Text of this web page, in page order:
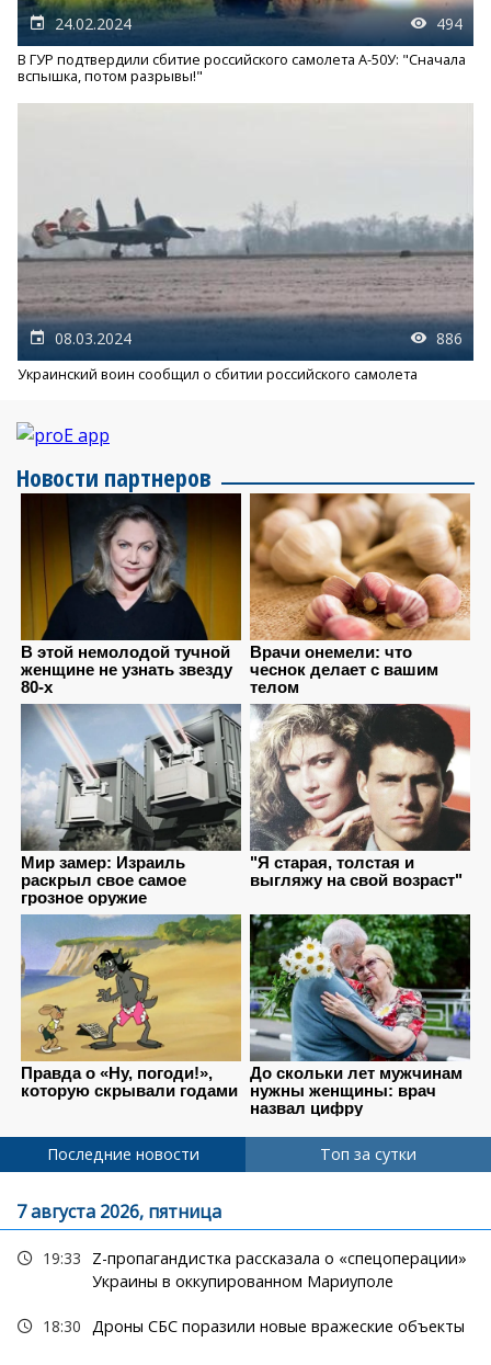
24.02.2024 494
В ГУР подтвердили сбитие российского самолета А-50У: "Сначала
вспышка, потом разрывы!"
08.03.2024 886
Украинский воин сообщил о сбитии российского самолета
Новости партнеров
Последние новости Топ за сутки
7 августа 2026, пятница
19:33
Z-пропагандистка рассказала о «спецоперации»
Украины в оккупированном Мариуполе
18:30 Дроны СБС поразили новые вражеские объекты